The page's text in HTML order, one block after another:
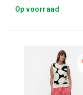
Op voorraad